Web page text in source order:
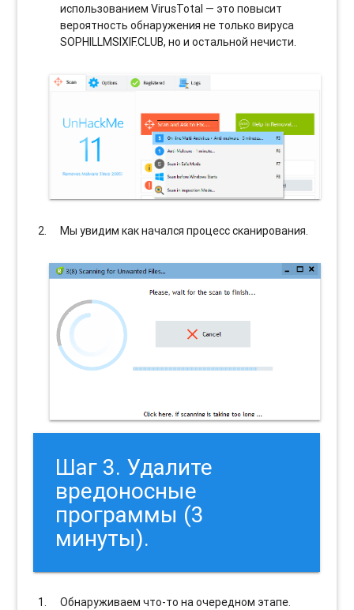
использованием VirusTotal — это повысит
вероятность обнаружения не только вируса
SOPHILLMSIXIF.CLUB, но и остальной нечисти.
Мы увидим как начался процесс сканирования.
Шаг 3. Удалите
вредоносные
программы (3
минуты).
Обнаруживаем что-то на очередном этапе.